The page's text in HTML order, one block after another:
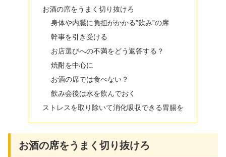
お酒の席をうまく切り抜けろ
身体や内臓に負担がかかる”飲み”の席
幹事を引き受ける
お店選びへの不満をどう返答する？
焼酎を中心に
お酒の席では食べない？
飲み会後は水を飲んでおく
ストレスを取り除いて消化吸収できる胃腸を
お酒の席をうまく切り抜けろ